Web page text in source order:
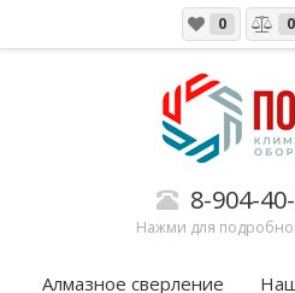
0 0
8-904-
Нажми для
Алмазное сверление